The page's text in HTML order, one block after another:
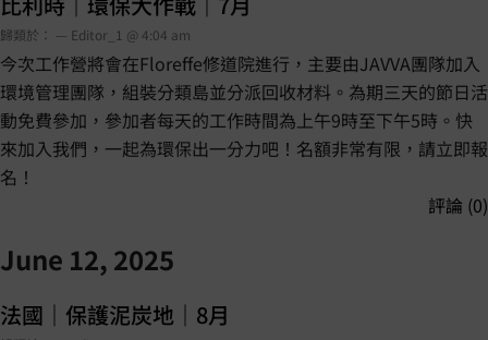
歸類於： — Editor_1 @ 4:04 am
今次工作營將會在Floreffe修道院進行，主要由JAVVA團隊加入
環境管理團隊，組裝分類島並分派回收材料。為期三天的節日活
動免費參加，參加者每天的工作時間為上午9時至下午5時。快
來加入我們，一起為環保出一分力吧！名額非常有限，請立即報
名！
評論 (0)
June 12, 2025
法國｜保護泥炭地｜8月